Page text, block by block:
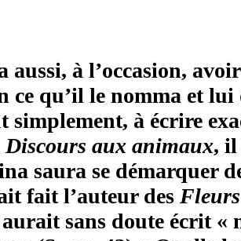
à l’occasion,
qu’il le nomma et
simplement, à écrire
Discours aux animaux, il
saura se démarquer
fait l’auteur des Fleurs
sans doute écrit «